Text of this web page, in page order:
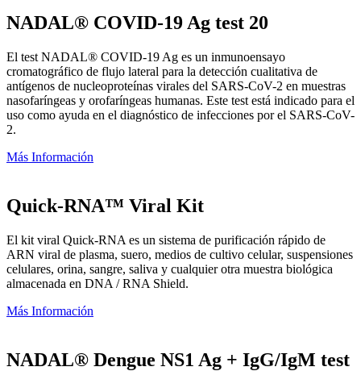
NADAL® COVID-19 Ag test 20
El test NADAL® COVID-19 Ag es un inmunoensayo
cromatográfico de flujo lateral para la detección cualitativa de
antígenos de nucleoproteínas virales del SARS-CoV-2 en muestras
nasofaríngeas y orofaríngeas humanas. Este test está indicado para el
uso como ayuda en el diagnóstico de infecciones por el SARS-CoV-
2.
Más Información
Quick-RNA™ Viral Kit
El kit viral Quick-RNA es un sistema de purificación rápido de
ARN viral de plasma, suero, medios de cultivo celular, suspensiones
celulares, orina, sangre, saliva y cualquier otra muestra biológica
almacenada en DNA / RNA Shield.
Más Información
NADAL® Dengue NS1 Ag + IgG/IgM test